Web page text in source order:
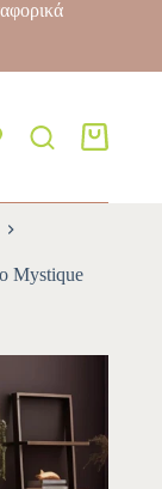
Mystique